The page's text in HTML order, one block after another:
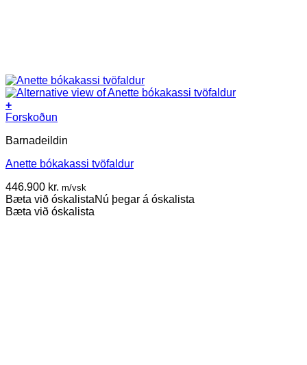
+
This
has
variants.
options
may
be
Forskoðun
Barnadeildin
Anette bókakassi tvöfaldur
446.900 kr. m/vsk
Bæta við óskalistaNú þegar á óskalista
Bæta við óskalista